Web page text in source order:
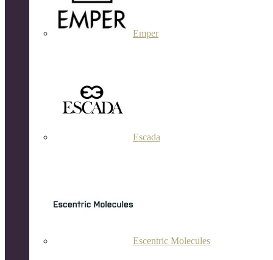
Emper
Escada
Escentric Molecules